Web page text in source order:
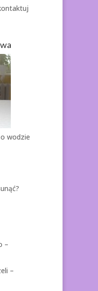
wodzie
–
–